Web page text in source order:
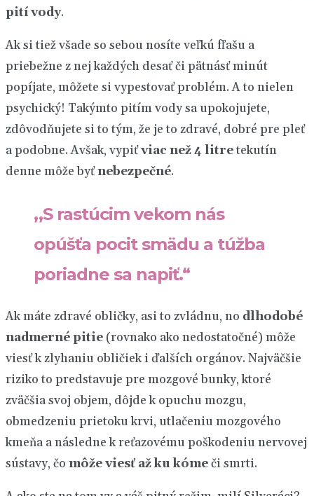
pití vody.
Ak si tiež všade so sebou nosíte veľkú fľašu a
priebežne z nej každých desať či pätnásť minút
popíjate, môžete si vypestovať problém. A to nielen
psychický! Takýmto pitím vody sa upokojujete,
zdôvodňujete si to tým, že je to zdravé, dobré pre pleť
a podobne. Avšak, vypiťviac než 4 litretekutín
denne môže byťnebezpečné.
„S rastúcim vekom nás
opúšťa pocit smädu a túžba
poriadne sa napiť.“
Ak máte zdravé obličky, asi to zvládnu, no dlhodobé
nadmerné pitie (rovnako ako nedostatočné) môže
viesť k zlyhaniu obličiek i ďalších orgánov. Najväčšie
riziko to predstavuje pre mozgové bunky, ktoré
zväčšia svoj objem, dôjde k opuchu mozgu,
obmedzeniu prietoku krvi, utlačeniu mozgového
kmeňa a následne k reťazovému poškodeniu nervovej
sústavy, čo môže viesť až ku kómeči smrti.